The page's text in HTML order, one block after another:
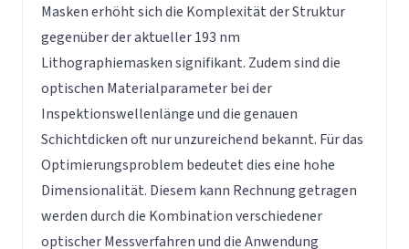
Masken erhöht sich die Komplexität der Struktur
gegenüber der aktueller 193 nm
Lithographiemasken signifikant. Zudem sind die
optischen Materialparameter bei der
Inspektionswellenlänge und die genauen
Schichtdicken oft nur unzureichend bekannt. Für das
Optimierungsproblem bedeutet dies eine hohe
Dimensionalität. Diesem kann Rechnung getragen
werden durch die Kombination verschiedener
optischer Messverfahren und die Anwendung